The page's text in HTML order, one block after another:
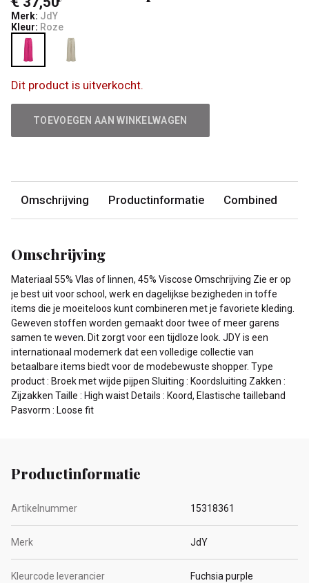
Merk: JdY
Kleur: Roze
Dit product is uitverkocht.
TOEVOEGEN AAN WINKELWAGEN
Omschrijving Productinformatie Combined
Omschrijving
Materiaal 55% Vlas of linnen, 45% Viscose Omschrijving Zie er op
je best uit voor school, werk en dagelijkse bezigheden in toffe
items die je moeiteloos kunt combineren met je favoriete kleding.
Geweven stoffen worden gemaakt door twee of meer garens
samen te weven. Dit zorgt voor een tijdloze look. JDY is een
internationaal modemerk dat een volledige collectie van
betaalbare items biedt voor de modebewuste shopper. Type
product : Broek met wijde pijpen Sluiting : Koordsluiting Zakken :
Zijzakken Taille : High waist Details : Koord, Elastische tailleband
Pasvorm : Loose fit
Productinformatie
Artikelnummer 15318361
Merk JdY
Kleurcode leverancier Fuchsia purple